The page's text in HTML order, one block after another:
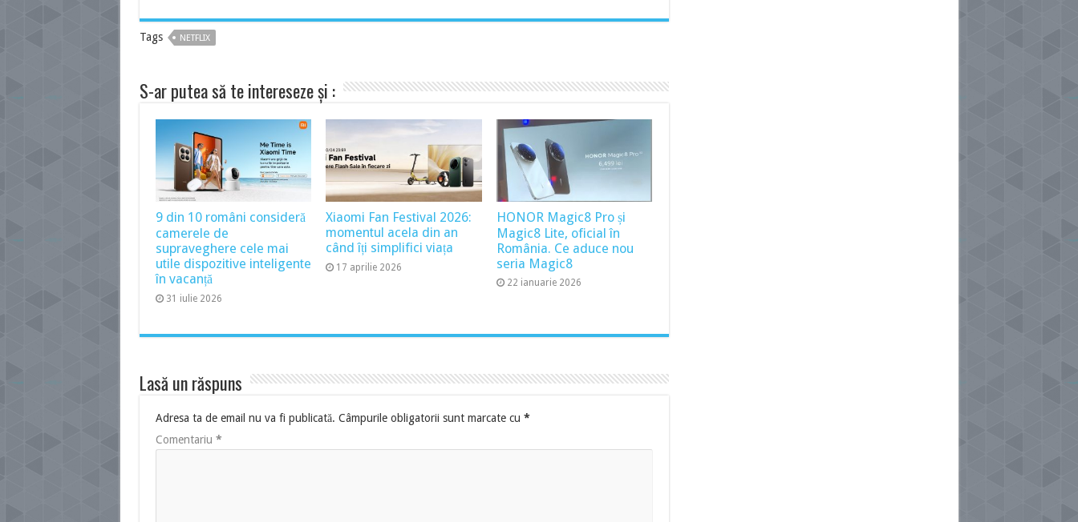
Tags NETFLIX
S-ar putea să te intereseze și :
9 din 10 români consideră
camerele de
supraveghere cele mai
utile dispozitive inteligente
în vacanță
31 iulie 2026
Xiaomi Fan Festival 2026:
momentul acela din an
când îți simplifici viața
17 aprilie 2026
HONOR Magic8 Pro și
Magic8 Lite, oficial în
România. Ce aduce nou
seria Magic8
22 ianuarie 2026
Lasă un răspuns
Adresa ta de email nu va fi publicată. Câmpurile obligatorii sunt marcate cu *
Comentariu *